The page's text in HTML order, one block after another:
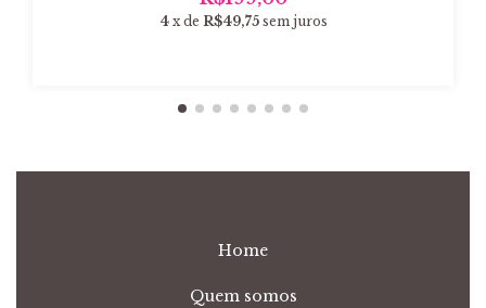
4 x de R$49,75 sem juros
Home
Quem somos